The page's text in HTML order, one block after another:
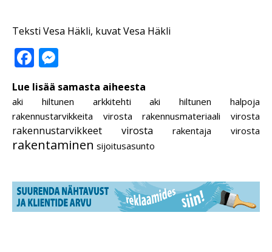
Teksti Vesa Häkli, kuvat Vesa Häkli
Facebook
Lue lisää samasta aiheesta
aki hiltunen arkkitehti aki hiltunen
halpoja
rakennustarvikkeita virosta
rakennusmateriaali virosta
rakennustarvikkeet virosta rakentaja virosta
rakentaminen sijoitusasunto